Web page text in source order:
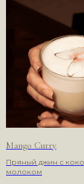
Mango Curry
Пряный джин с
молоком